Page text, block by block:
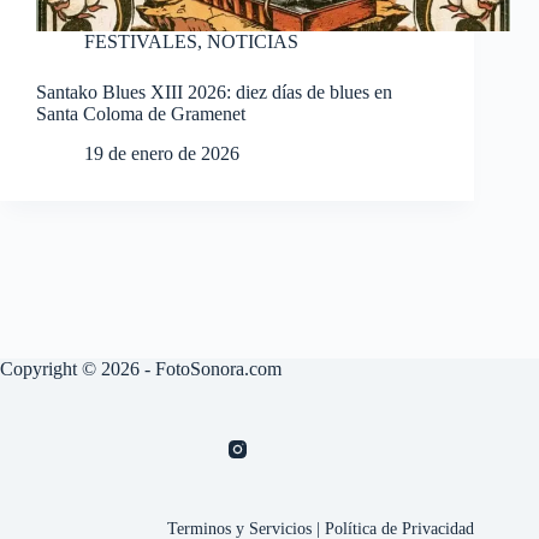
FESTIVALES, NOTICIAS
Santako Blues XIII 2026: diez días de blues en
Santa Coloma de Gramenet
19 de enero de 2026
Copyright © 2026 - FotoSonora.com
Terminos y Servicios |Política de Privacidad